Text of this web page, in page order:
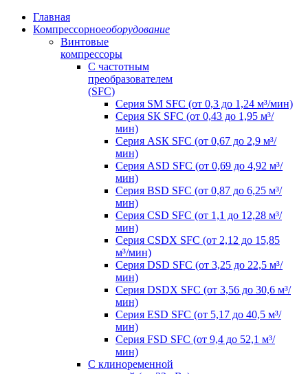
Главная
Компрессорноеоборудование
Винтовые
компрессоры
C частотным
преобразователем
(SFC)
Серия SM SFC (от 0,3 до 1,24 м³/мин)
Серия SК SFC (от 0,43 до 1,95 м³/
мин)
Серия АSК SFC (от 0,67 до 2,9 м³/
мин)
Серия АSD SFC (от 0,69 до 4,92 м³/
мин)
Серия ВSD SFC (от 0,87 до 6,25 м³/
мин)
Серия СSD SFC (от 1,1 до 12,28 м³/
мин)
Серия СSDХ SFC (от 2,12 до 15,85
м³/мин)
Серия DSD SFC (от 3,25 до 22,5 м³/
мин)
Серия DSDХ SFC (от 3,56 до 30,6 м³/
мин)
Серия ESD SFC (от 5,17 до 40,5 м³/
мин)
Серия FSD SFC (от 9,4 до 52,1 м³/
мин)
С клиноременной